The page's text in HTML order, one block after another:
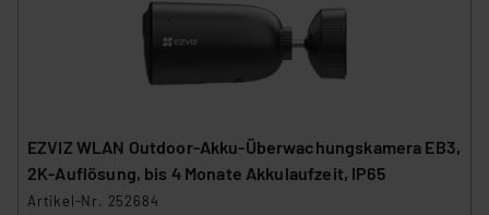
EZVIZ WLAN Outdoor-Akku-Überwachungskamera EB3,
2K-Auflösung, bis 4 Monate Akkulaufzeit, IP65
Artikel-Nr. 252684